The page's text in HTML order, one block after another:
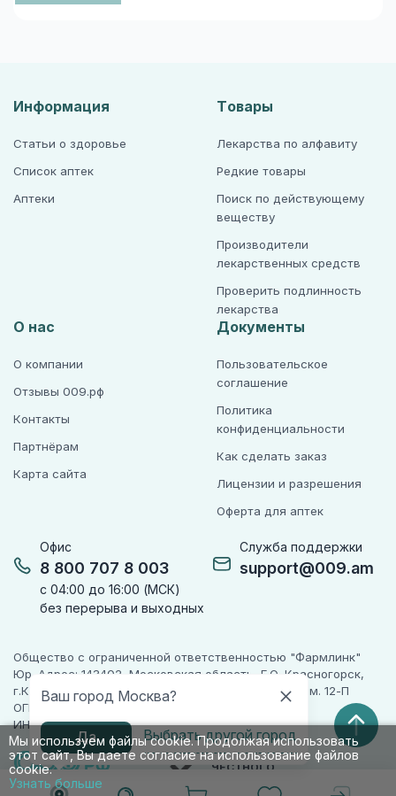
Ваш город Москва?
Да Выбрать другой город
Мы используем файлы cookie. Продолжая использовать
этот сайт, Вы даете согласие на использование файлов
cookie.
Узнать больше
Офис
8 800 707 8 003
с 04:00 до 16:00 (МСК)
без перерыва и выходных
Служба поддержки
support@009.am
Информация
Статьи о здоровье
Список аптек
Аптеки
Товары
Лекарства по алфавиту
Редкие товары
Поиск по действующему
веществу
Производители
лекарственных средств
Проверить подлинность
лекарства
О нас
О компании
Отзывы 009.рф
Контакты
Партнёрам
Карта сайта
Документы
Пользовательское
соглашение
Политика
конфиденциальности
Как сделать заказ
Лицензии и разрешения
Оферта для аптек
Общество с ограниченной ответственностью "Фармлинк"
Юр. Адрес: 143402, Московская область, Г.О. Красногорск,
г.Красногорск, ул. Жуковского, д. 17, помещ. III, ком. 12-П
ОГРН 1225000071955
ИНН 5024223277
ПАРТНЕР
ЧЕСТНОГО